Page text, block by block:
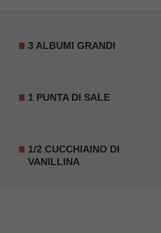
3 ALBUMI GRANDI
1 PUNTA DI SALE
1/2 CUCCHIAINO DI
VANILLINA